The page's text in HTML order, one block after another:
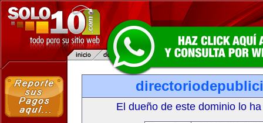
El dueño de este dominio lo